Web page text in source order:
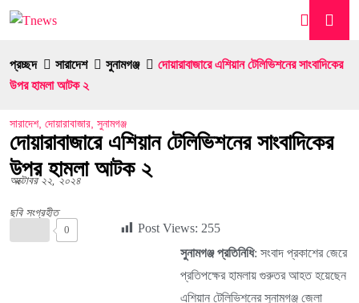
প্রচ্ছদ সারাদেশ সুনামগঞ্জ
দোয়ারাবাজারে এশিয়ান টেলিভিশনের সাংবাদিকের
উপর হামলা আটক ২
সারাদেশ, দোয়ারাবাজার সুনামগঞ্জ
দোয়ারাবাজারে এশিয়ান টেলিভিশনের সাংবাদিকের
উপর হামলা আটক ২
অক্টোবর ২২, ২০২৪
ছবি সংগ্রহীত
0 Post Views: 255
সুনামগঞ্জ প্রতিনিধি: সংবাদ প্রকাশের জেরে
প্রতিপক্ষের হামলায় গুরুতর আহত হয়েছেন
এশিয়ান টেলিভিশনের সুনামগঞ্জ জেলা